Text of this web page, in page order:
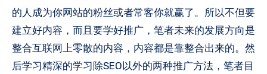
的人成为你网站的粉丝或者常客你就赢了。所以不但要
建立好内容，而且要学好推广，笔者未来的发展方向是
整合互联网上零散的内容，内容都是靠整合出来的。然
后学习精深的学习除SEO以外的两种推广方法，笔者目